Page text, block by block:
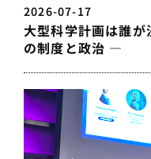
2026-07-17
大型科学計画は誰
の制度と政治 —